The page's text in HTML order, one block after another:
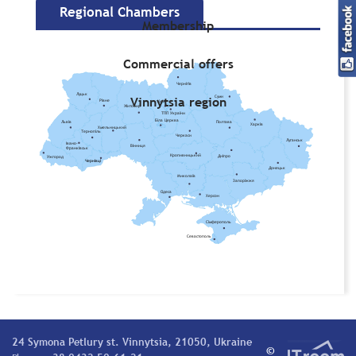
Membership
Commercial offers
Vinnytsia region
Regional Chambers
Житомир
Запоріжжя
Ужгород
Луцьк
Вінниця
Тернопіль
Суми
Рівне
Полтава
Одеса
Миколаїв
Львів
Луганськ
Кропивницький
ТПП України
Біла Церква
Київ
Хмельницький
Херсон
Харків
Івано-
Франківськ
Донецьк
Дніпро
Сімферополь
Чернігів
Чернівці
Черкаси
Севастополь
24 Symona Petlury st. Vinnytsia, 21050, Ukraine
©